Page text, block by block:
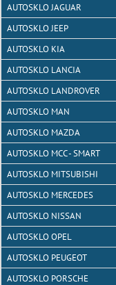
AUTOSKLO JAGUAR
AUTOSKLO JEEP
AUTOSKLO KIA
AUTOSKLO LANCIA
AUTOSKLO LANDROVER
AUTOSKLO MAN
AUTOSKLO MAZDA
AUTOSKLO MCC - SMART
AUTOSKLO MITSUBISHI
AUTOSKLO MERCEDES
AUTOSKLO NISSAN
AUTOSKLO OPEL
AUTOSKLO PEUGEOT
AUTOSKLO PORSCHE